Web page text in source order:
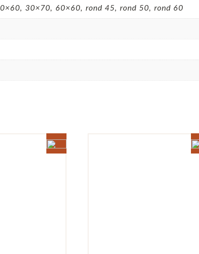
30×70, 60×60, rond 45, rond 50, rond 60